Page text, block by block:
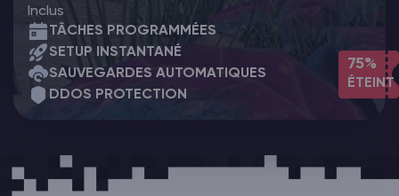
75%
ÉTEINT
Inclus
TÂCHES PROGRAMMÉES
SETUP INSTANTANÉ
SAUVEGARDES AUTOMATIQUES
DDOS PROTECTION